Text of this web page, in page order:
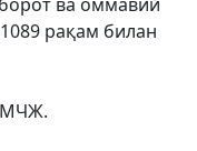
рақам билан
МЧЖ.